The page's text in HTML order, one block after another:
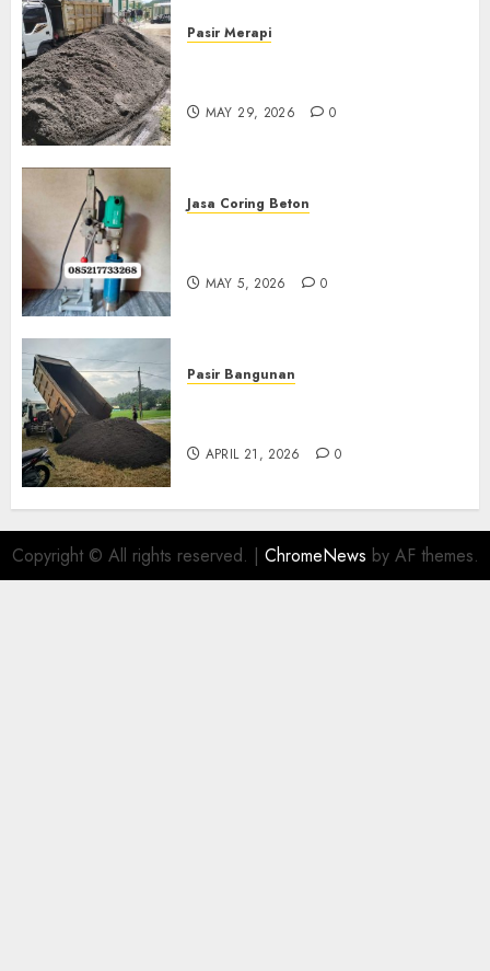
Pasir Merapi
MAY 29, 2026 0
Jasa Coring Beton
MAY 5, 2026 0
Pasir Bangunan
APRIL 21, 2026 0
Copyright © All rights reserved. | ChromeNews by AF themes.